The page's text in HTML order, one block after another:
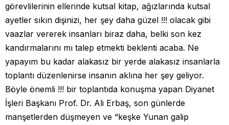
görevlilerinin ellerinde kutsal kitap, ağızlarında kutsal
ayetler sıkın dişinizi, her şey daha güzel !!! olacak gibi
vaazlar vererek insanları biraz daha, belki son kez
kandırmalarını mı talep etmekti beklenti acaba. Ne
yapayım bu kadar alakasız bir yerde alakasız insanlarla
toplantı düzenlenirse insanın aklına her şey geliyor.
Böyle önemli !!! bir toplantıda konuşma yapan Diyanet
İşleri Başkanı Prof. Dr. Ali Erbaş, son günlerde
manşetlerden düşmeyen ve “keşke Yunan galip